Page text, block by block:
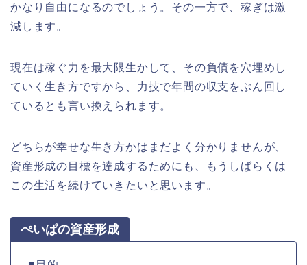
かなり自由になるのでしょう。その一方で、稼ぎは激
減します。
現在は稼ぐ力を最大限生かして、その負債を穴埋めし
ていく生き方ですから、力技で年間の収支をぶん回し
ているとも言い換えられます。
どちらが幸せな生き方かはまだよく分かりませんが、
資産形成の目標を達成するためにも、もうしばらくは
この生活を続けていきたいと思います。
ぺいぱの資産形成